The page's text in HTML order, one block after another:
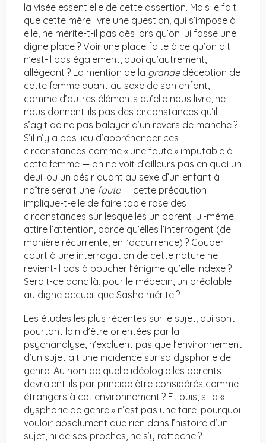
la visée essentielle de cette assertion. Mais le fait
que cette mère livre une question, qui s’impose à
elle, ne mérite-t-il pas dès lors qu’on lui fasse une
digne place ? Voir une place faite à ce qu’on dit
n’est-il pas également, quoi qu’autrement,
allégeant ? La mention de la grande déception de
cette femme quant au sexe de son enfant,
comme d’autres éléments qu’elle nous livre, ne
nous donnent-ils pas des circonstances qu’il
s’agit de ne pas balayer d’un revers de manche ?
S’il n’y a pas lieu d’appréhender ces
circonstances comme « une faute » imputable à
cette femme — on ne voit d’ailleurs pas en quoi un
deuil ou un désir quant au sexe d’un enfant à
naître serait une faute — cette précaution
implique-t-elle de faire table rase des
circonstances sur lesquelles un parent lui-même
attire l’attention, parce qu’elles l’interrogent (de
manière récurrente, en l’occurrence) ? Couper
court à une interrogation de cette nature ne
revient-il pas à boucher l’énigme qu’elle indexe ?
Serait-ce donc là, pour le médecin, un préalable
au digne accueil que Sasha mérite ?
Les études les plus récentes sur le sujet, qui sont
pourtant loin d’être orientées par la
psychanalyse, n’excluent pas que l’environnement
d’un sujet ait une incidence sur sa dysphorie de
genre. Au nom de quelle idéologie les parents
devraient-ils par principe être considérés comme
étrangers à cet environnement ? Et puis, si la «
dysphorie de genre » n’est pas une tare, pourquoi
vouloir absolument que rien dans l’histoire d’un
sujet, ni de ses proches, ne s’y rattache ?